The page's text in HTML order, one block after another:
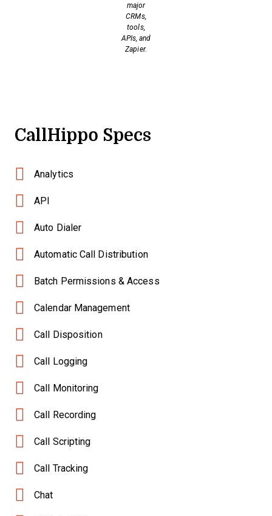
major
CRMs,
tools,
APIs, and
Zapier.
CallHippo Specs
Analytics
API
Auto Dialer
Automatic Call Distribution
Batch Permissions & Access
Calendar Management
Call Disposition
Call Logging
Call Monitoring
Call Recording
Call Scripting
Call Tracking
Chat